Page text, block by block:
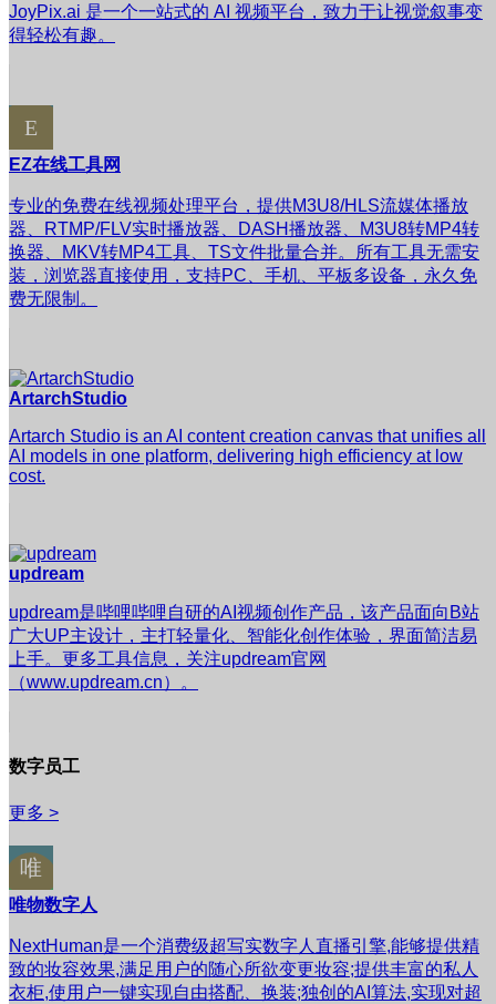
JoyPix.ai 是一个一站式的 AI 视频平台，致力于让视觉叙事变
得轻松有趣。
EZ在线工具网
专业的免费在线视频处理平台，提供M3U8/HLS流媒体播放
器、RTMP/FLV实时播放器、DASH播放器、M3U8转MP4转
换器、MKV转MP4工具、TS文件批量合并。所有工具无需安
装，浏览器直接使用，支持PC、手机、平板多设备，永久免
费无限制。
ArtarchStudio
Artarch Studio is an AI content creation canvas that unifies all
AI models in one platform, delivering high efficiency at low
cost.
updream
updream是哔哩哔哩自研的AI视频创作产品，该产品面向B站
广大UP主设计，主打轻量化、智能化创作体验，界面简洁易
上手。更多工具信息，关注updream官网
（www.updream.cn）。
数字员工
更多 >
唯物数字人
NextHuman是一个消费级超写实数字人直播引擎,能够提供精
致的妆容效果,满足用户的随心所欲变更妆容;提供丰富的私人
衣柜,使用户一键实现自由搭配、换装;独创的AI算法,实现对超